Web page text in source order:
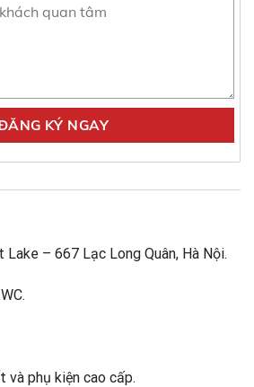
– 667 Lạc Long Quân, Hà Nội.
phụ kiện cao cấp.